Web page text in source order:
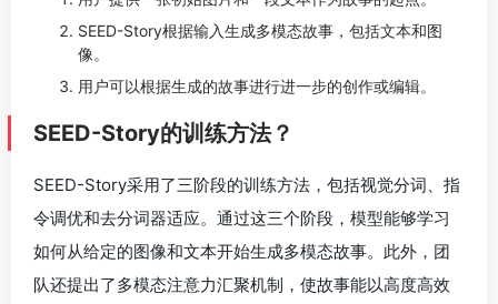
SEED-Story根据输入生成多模态故事，包括文本和图
像。
用户可以根据生成的故事进行进一步的创作或编辑。
SEED-Story的训练方法？
SEED-Story采用了三阶段的训练方法，包括视觉分词、指
令调优和去分词器适应。通过这三个阶段，模型能够学习
如何从给定的图像和文本开始生成多模态故事。此外，团
队还提出了多模态注意力汇聚机制，使故事能以高度高效